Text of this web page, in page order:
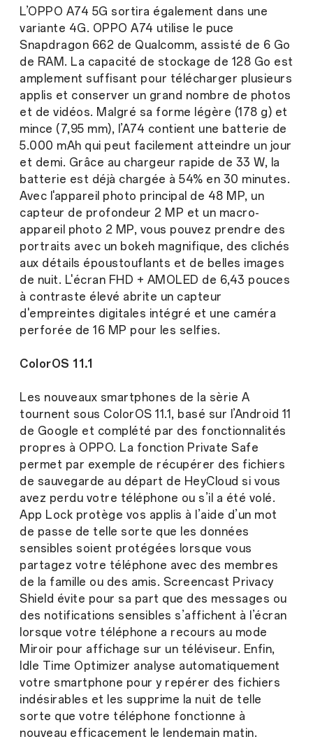
L’OPPO A74 5G sortira également dans une
variante 4G. OPPO A74 utilise le puce
Snapdragon 662 de Qualcomm, assisté de 6 Go
de RAM. La capacité de stockage de 128 Go est
amplement suffisant pour télécharger plusieurs
applis et conserver un grand nombre de photos
et de vidéos. Malgré sa forme légère (178 g) et
mince (7,95 mm), l’A74 contient une batterie de
5.000 mAh qui peut facilement atteindre un jour
et demi. Grâce au chargeur rapide de 33 W, la
batterie est déjà chargée à 54% en 30 minutes.
Avec l'appareil photo principal de 48 MP, un
capteur de profondeur 2 MP et un macro-
appareil photo 2 MP, vous pouvez prendre des
portraits avec un bokeh magnifique, des clichés
aux détails époustouflants et de belles images
de nuit. L'écran FHD + AMOLED de 6,43 pouces
à contraste élevé abrite un capteur
d'empreintes digitales intégré et une caméra
perforée de 16 MP pour les selfies.
ColorOS 11.1
Les nouveaux smartphones de la sèrie A
tournent sous ColorOS 11.1, basé sur l’Android 11
de Google et complété par des fonctionnalités
propres à OPPO. La fonction Private Safe
permet par exemple de récupérer des fichiers
de sauvegarde au départ de HeyCloud si vous
avez perdu votre téléphone ou s’il a été volé.
App Lock protège vos applis à l’aide d’un mot
de passe de telle sorte que les données
sensibles soient protégées lorsque vous
partagez votre téléphone avec des membres
de la famille ou des amis. Screencast Privacy
Shield évite pour sa part que des messages ou
des notifications sensibles s’affichent à l’écran
lorsque votre téléphone a recours au mode
Miroir pour affichage sur un téléviseur. Enfin,
Idle Time Optimizer analyse automatiquement
votre smartphone pour y repérer des fichiers
indésirables et les supprime la nuit de telle
sorte que votre téléphone fonctionne à
nouveau efficacement le lendemain matin.